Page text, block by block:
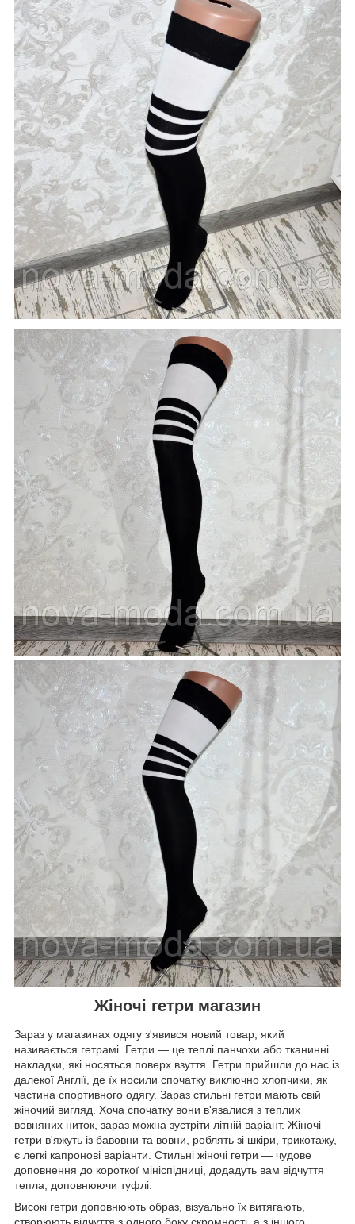
Жіночі гетри магазин
Зараз у магазинах одягу з'явився новий товар, який
називається гетрамі. Гетри — це теплі панчохи або тканинні
накладки, які носяться поверх взуття. Гетри прийшли до нас із
далекої Англії, де їх носили спочатку виключно хлопчики, як
частина спортивного одягу. Зараз стильні гетри мають свій
жіночий вигляд. Хоча спочатку вони в'язалися з теплих
вовняних ниток, зараз можна зустріти літній варіант. Жіночі
гетри в'яжуть із бавовни та вовни, роблять зі шкіри, трикотажу,
є легкі капронові варіанти. Стильні жіночі гетри — чудове
доповнення до короткої мініспідниці, додадуть вам відчуття
тепла, доповнюючи туфлі.
Високі гетри доповнюють образ, візуально їх витягають,